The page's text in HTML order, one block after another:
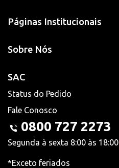
Páginas Institucionais
Sobre Nós
SAC
Status do Pedido
Fale Conosco
0800 727 2273
Segunda à sexta 8:00 às 18:00
*Exceto feriados